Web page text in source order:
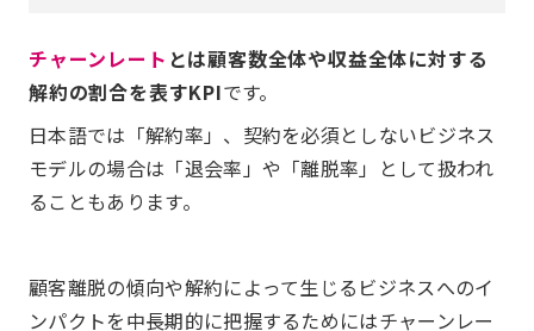
チャーンレート とは顧客数全体や収益全体に対する
解約の割合を表すKPIです。
日本語では「解約率」、契約を必須としないビジネス
モデルの場合は「退会率」や「離脱率」として扱われ
ることもあります。
顧客離脱の傾向や解約によって生じるビジネスへのイ
ンパクトを中長期的に把握するためにはチャーンレー